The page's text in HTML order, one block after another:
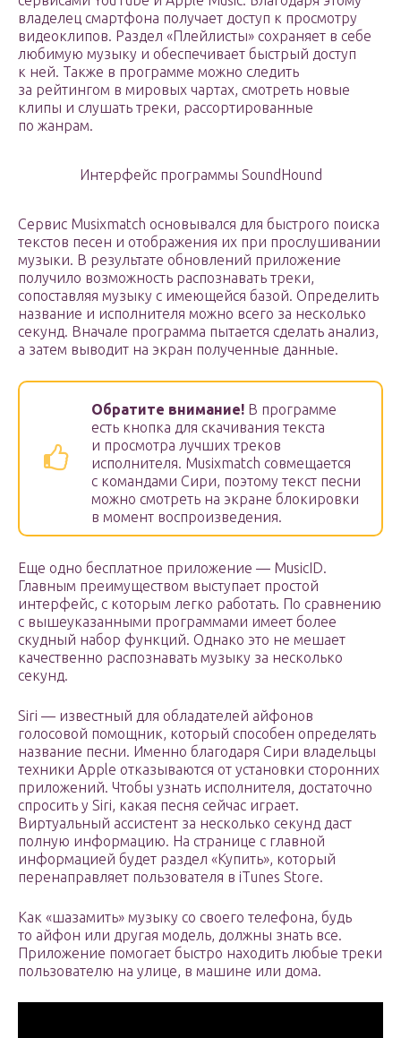
владелец смартфона получает доступ к просмотру
видеоклипов. Раздел «Плейлисты» сохраняет в себе
любимую музыку и обеспечивает быстрый доступ
к ней. Также в программе можно следить
за рейтингом в мировых чартах, смотреть новые
клипы и слушать треки, рассортированные
по жанрам.
Интерфейс программы SoundHound
Сервис Musixmatch основывался для быстрого поиска
текстов песен и отображения их при прослушивании
музыки. В результате обновлений приложение
получило возможность распознавать треки,
сопоставляя музыку с имеющейся базой. Определить
название и исполнителя можно всего за несколько
секунд. Вначале программа пытается сделать анализ,
а затем выводит на экран полученные данные.
Обратите внимание! В программе
есть кнопка для скачивания текста
и просмотра лучших треков
исполнителя. Musixmatch совмещается
с командами Сири, поэтому текст песни
можно смотреть на экране блокировки
в момент воспроизведения.
Еще одно бесплатное приложение — MusicID.
Главным преимуществом выступает простой
интерфейс, с которым легко работать. По сравнению
с вышеуказанными программами имеет более
скудный набор функций. Однако это не мешает
качественно распознавать музыку за несколько
секунд.
Siri — известный для обладателей айфонов
голосовой помощник, который способен определять
название песни. Именно благодаря Сири владельцы
техники Apple отказываются от установки сторонних
приложений. Чтобы узнать исполнителя, достаточно
спросить у Siri, какая песня сейчас играет.
Виртуальный ассистент за несколько секунд даст
полную информацию. На странице с главной
информацией будет раздел «Купить», который
перенаправляет пользователя в iTunes Store.
Как «шазамить» музыку со своего телефона, будь
то айфон или другая модель, должны знать все.
Приложение помогает быстро находить любые треки
пользователю на улице, в машине или дома.